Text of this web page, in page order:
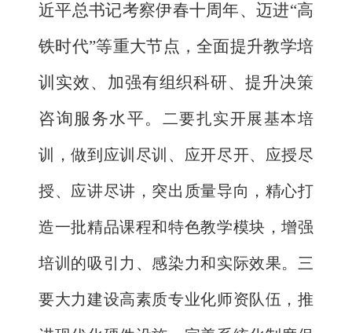
近平总书记考察伊春十周年、迈进“高
铁时代”等重大节点，全面提升教学培
训实效、加强有组织科研、提升决策
咨询服务水平。 二要扎实开展基本培
训，做到应训尽训、应开尽开、应授尽
授、应讲尽讲，突出质量导向，精心打
造一批精品课程和特色教学模块，增强
培训的吸引力、感染力和实际效果。三
要大力建设高素质专业化师资队伍，推